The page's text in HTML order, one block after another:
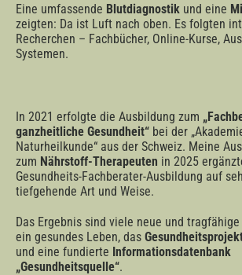
Eine umfassende Blutdiagnostik und eine
zeigten: Da ist Luft nach oben. Es folgten
Recherchen – Fachbücher, Online-Kurse,
Systemen.
In 2021 erfolgte die Ausbildung zum
ganzheitliche Gesundheit“ bei der
Naturheilkunde“ aus der Schweiz. Meine
zum Nährstoff-Therapeuten in 2025
Gesundheits-Fachberater-Ausbildung auf
tiefgehende Art und Weise.
Das Ergebnis sind viele neue und
ein gesundes Leben, das
und eine fundierte Informationsdatenbank
„Gesundheitsquelle“.